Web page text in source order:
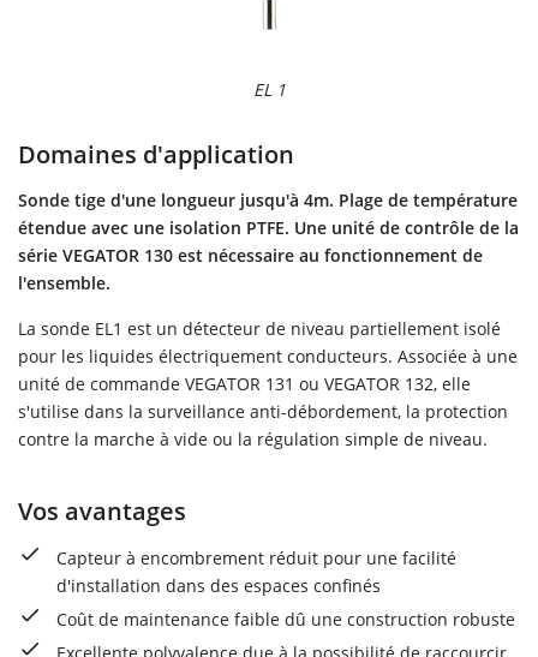
EL 1
Domaines d'application
Sonde tige d'une longueur jusqu'à 4m. Plage de température
étendue avec une isolation PTFE. Une unité de contrôle de la
série VEGATOR 130 est nécessaire au fonctionnement de
l'ensemble.
La sonde EL1 est un détecteur de niveau partiellement isolé
pour les liquides électriquement conducteurs. Associée à une
unité de commande VEGATOR 131 ou VEGATOR 132, elle
s'utilise dans la surveillance anti-débordement, la protection
contre la marche à vide ou la régulation simple de niveau.
Vos avantages
Capteur à encombrement réduit pour une facilité
d'installation dans des espaces confinés
Coût de maintenance faible dû une construction robuste
Excellente polyvalence due à la possibilité de raccourcir